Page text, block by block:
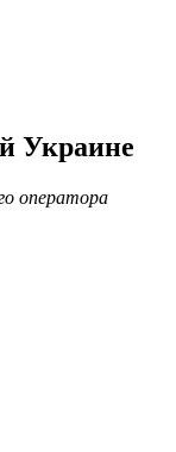
Украине
оператора